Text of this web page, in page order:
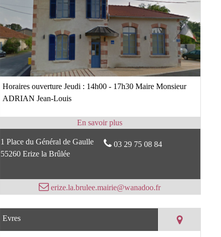
Horaires ouverture Jeudi : 14h00 - 17h30 Maire Monsieur
ADRIAN Jean-Louis
1 Place du Général de Gaulle
55260 Erize la Brûlée
03 29 75 08 84
erize.la.brulee.mairie@wanadoo.fr
Evres